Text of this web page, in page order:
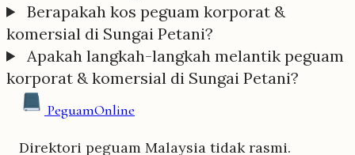
Berapakah kos peguam korporat &
komersial di Sungai Petani?
Apakah langkah-langkah melantik peguam
korporat & komersial di Sungai Petani?
PeguamOnline
Direktori peguam Malaysia tidak rasmi.